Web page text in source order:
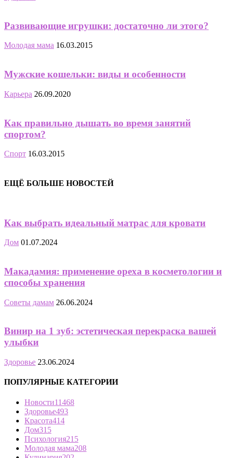
Развивающие игрушки: достаточно ли этого?
Молодая мама 16.03.2015
Мужские кошельки: виды и особенности
Карьера 26.09.2020
Как правильно дышать во время занятий
спортом?
Спорт 16.03.2015
ЕЩЁ БОЛЬШЕ НОВОСТЕЙ
Как выбрать идеальный матрас для кровати
Дом 01.07.2024
Макадамия: применение ореха в косметологии и
способы хранения
Советы дамам 26.06.2024
Винир на 1 зуб: эстетическая перекраска вашей
улыбки
Здоровье 23.06.2024
ПОПУЛЯРНЫЕ КАТЕГОРИИ
Новости11468
Здоровье493
Красота414
Дом315
Психология215
Молодая мама208